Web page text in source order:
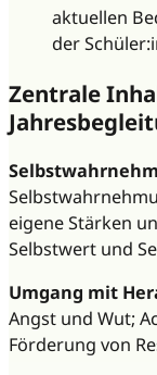
aktuellen
der
Zentrale
eigene Stärken
Selbstwert und
Umgang mit
Angst und Wut;
Förderung von